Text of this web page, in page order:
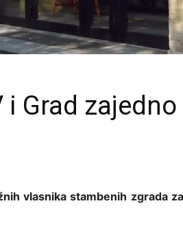
i Grad zajedno
vlasnika stambenih zgrada za